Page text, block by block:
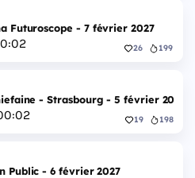
Futuroscope - 7 février 2027
:01 26 199
- Strasbourg - 5 février 2027
:01 19 198
Public - 6 février 2027